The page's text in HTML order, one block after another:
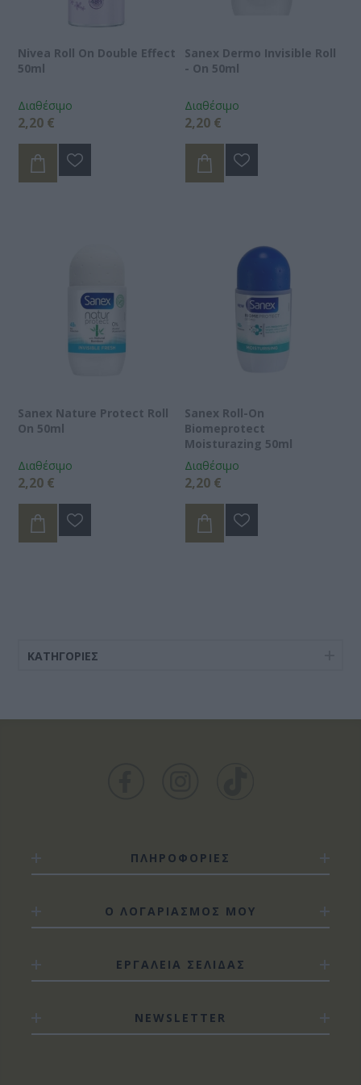
Nivea Roll On Double Effect
50ml
Διαθέσιμο
2,20 €
Sanex Dermo Invisible Roll
- On 50ml
Διαθέσιμο
2,20 €
Sanex Nature Protect Roll
On 50ml
Διαθέσιμο
2,20 €
Sanex Roll-On
Biomeprotect
Moisturazing 50ml
Διαθέσιμο
2,20 €
ΚΑΤΗΓΟΡΊΕΣ
ΠΛΗΡΟΦΟΡΙΕΣ
Ο ΛΟΓΑΡΙΑΣΜΟΣ ΜΟΥ
ΕΡΓΑΛΕΙΑ ΣΕΛΙΔΑΣ
NEWSLETTER